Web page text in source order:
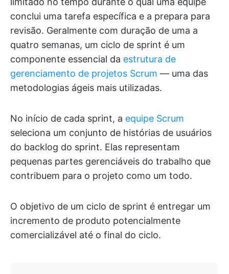
conclui uma tarefa específica e a prepara para
revisão. Geralmente com duração de uma a
quatro semanas, um ciclo de sprint é um
componente essencial da estrutura de
gerenciamento de projetos Scrum — uma das
metodologias ágeis mais utilizadas.
No início de cada sprint, a equipe Scrum
seleciona um conjunto de histórias de usuários
do backlog do sprint. Elas representam
pequenas partes gerenciáveis do trabalho que
contribuem para o projeto como um todo.
O objetivo de um ciclo de sprint é entregar um
incremento de produto potencialmente
comercializável até o final do ciclo.